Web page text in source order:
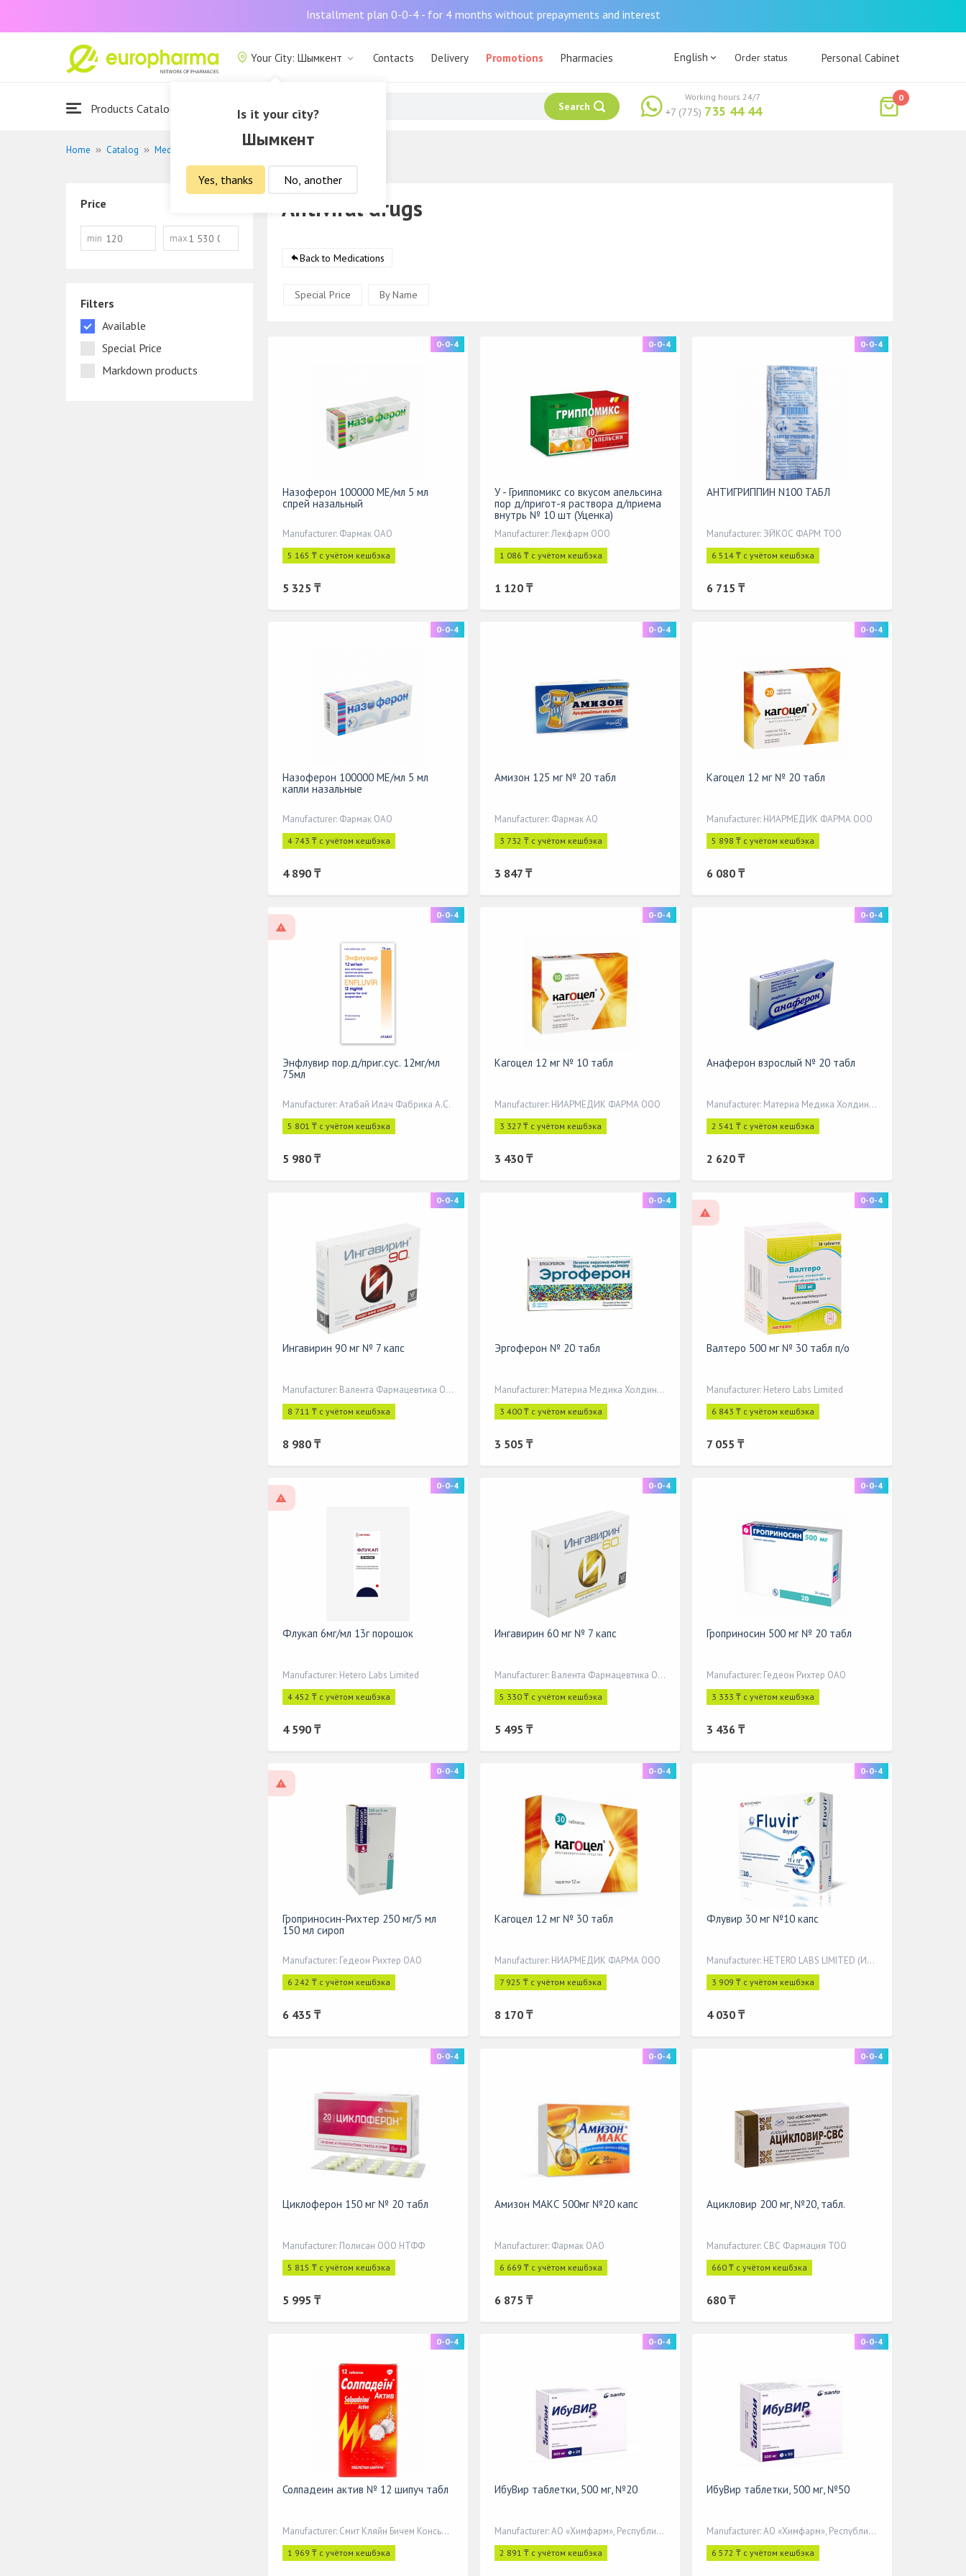
Installment plan 0-0-4 - for 4 months without prepayments and interest
Your City: Шымкент
Is it your city?
Шымкент
Yes, thanks No, another
Contacts Delivery Promotions Pharmacies
About Us
English Order status Personal Cabinet
Products Catalogue Search +7 (775) 735 44 44
Working hours 24/7 0
Home Catalog Medications
Price
min max
Filters
Available
Special Price
Markdown products
Antiviral drugs
Back to Medications
Special Price By Name
0-0-4
Назоферон 100000 МЕ/мл 5 мл
спрей назальный
Manufacturer: Фармак ОАО
5 165 ₸ с учётом кешбэка
5 325 ₸
0-0-4
У - Гриппомикс со вкусом апельсина
пор д/пригот-я раствора д/приема
внутрь № 10 шт (Уценка)
Manufacturer: Лекфарм ООО
1 086 ₸ с учётом кешбэка
1 120 ₸
0-0-4
АНТИГРИППИН N100 ТАБЛ
Manufacturer: ЭЙКОС ФАРМ ТОО
6 514 ₸ с учётом кешбэка
6 715 ₸
0-0-4
Назоферон 100000 МЕ/мл 5 мл
капли назальные
Manufacturer: Фармак ОАО
4 743 ₸ с учётом кешбэка
4 890 ₸
0-0-4
Амизон 125 мг № 20 табл
Manufacturer: Фармак АО
3 732 ₸ с учётом кешбэка
3 847 ₸
0-0-4
Кагоцел 12 мг № 20 табл
Manufacturer: НИАРМЕДИК ФАРМА ООО
5 898 ₸ с учётом кешбэка
6 080 ₸
0-0-4
Энфлувир пор.д/приг.сус. 12мг/мл
75мл
Manufacturer: Атабай Илач Фабрика А.С.
5 801 ₸ с учётом кешбэка
5 980 ₸
0-0-4
Кагоцел 12 мг № 10 табл
Manufacturer: НИАРМЕДИК ФАРМА ООО
3 327 ₸ с учётом кешбэка
3 430 ₸
0-0-4
Анаферон взрослый № 20 табл
Manufacturer: Материа Медика Холдинг НП
2 541 ₸ с учётом кешбэка
2 620 ₸
0-0-4
Ингавирин 90 мг № 7 капс
Manufacturer: Валента Фармацевтика ОАО
8 711 ₸ с учётом кешбэка
8 980 ₸
0-0-4
Эргоферон № 20 табл
Manufacturer: Материа Медика Холдинг НП
3 400 ₸ с учётом кешбэка
3 505 ₸
0-0-4
Валтеро 500 мг № 30 табл п/о
Manufacturer: Hetero Labs Limited
6 843 ₸ с учётом кешбэка
7 055 ₸
0-0-4
Флукап 6мг/мл 13г порошок
Manufacturer: Hetero Labs Limited
4 452 ₸ с учётом кешбэка
4 590 ₸
0-0-4
Ингавирин 60 мг № 7 капс
Manufacturer: Валента Фармацевтика ОАО
5 330 ₸ с учётом кешбэка
5 495 ₸
0-0-4
Гроприносин 500 мг № 20 табл
Manufacturer: Гедеон Рихтер ОАО
3 333 ₸ с учётом кешбэка
3 436 ₸
0-0-4
Гроприносин-Рихтер 250 мг/5 мл
150 мл сироп
Manufacturer: Гедеон Рихтер ОАО
6 242 ₸ с учётом кешбэка
6 435 ₸
0-0-4
Кагоцел 12 мг № 30 табл
Manufacturer: НИАРМЕДИК ФАРМА ООО
7 925 ₸ с учётом кешбэка
8 170 ₸
0-0-4
Флувир 30 мг №10 капс
Manufacturer: HETERO LABS LIMITED (Индия)
3 909 ₸ с учётом кешбэка
4 030 ₸
0-0-4
Циклоферон 150 мг № 20 табл
Manufacturer: Полисан ООО НТФФ
5 815 ₸ с учётом кешбэка
5 995 ₸
0-0-4
Амизон МАКС 500мг №20 капс
Manufacturer: Фармак ОАО
6 669 ₸ с учётом кешбэка
6 875 ₸
0-0-4
Ацикловир 200 мг, №20, табл.
Manufacturer: СВС Фармация ТОО
660 ₸ с учётом кешбэка
680 ₸
0-0-4
Солпадеин актив № 12 шипуч табл
Manufacturer: Смит Кляйн Бичем Консьюме
1 969 ₸ с учётом кешбэка
0-0-4
ИбуВир таблетки, 500 мг, №20
Manufacturer: АО «Химфарм», Республика Казахстан, г. Шымкент, у
2 891 ₸ с учётом кешбэка
0-0-4
ИбуВир таблетки, 500 мг, №50
Manufacturer: АО «Химфарм», Республика Казахстан, г. Шымкент, у
6 572 ₸ с учётом кешбэка